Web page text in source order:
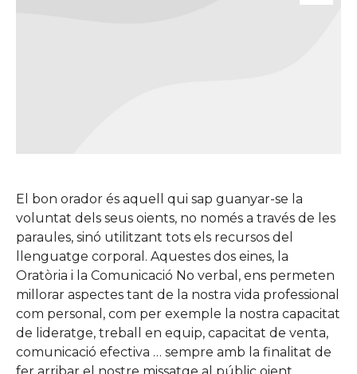
El bon orador és aquell qui sap guanyar-se la
voluntat dels seus oients, no només a través de les
paraules, sinó utilitzant tots els recursos del
llenguatge corporal. Aquestes dos eines, la
Oratòria i la Comunicació No verbal, ens permeten
millorar aspectes tant de la nostra vida professional
com personal, com per exemple la nostra capacitat
de lideratge, treball en equip, capacitat de venta,
comunicació efectiva … sempre amb la finalitat de
fer arribar el nostre missatge al públic oient.